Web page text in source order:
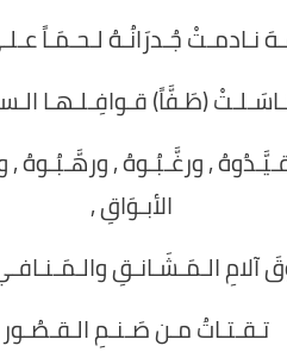
نـادمـتْ جُـدرَانُـهُ لـحـمَـاً
(طَـفَّاً) قـوافِـلـهـا
, ورغَّـبُـوهُ , ورهَّـبُـوهُ ,
الأبـوَاقِ ,
آلامِ الـمَـشَـانـقِ
تـقـتـاتُ مـن صَـنـمِ